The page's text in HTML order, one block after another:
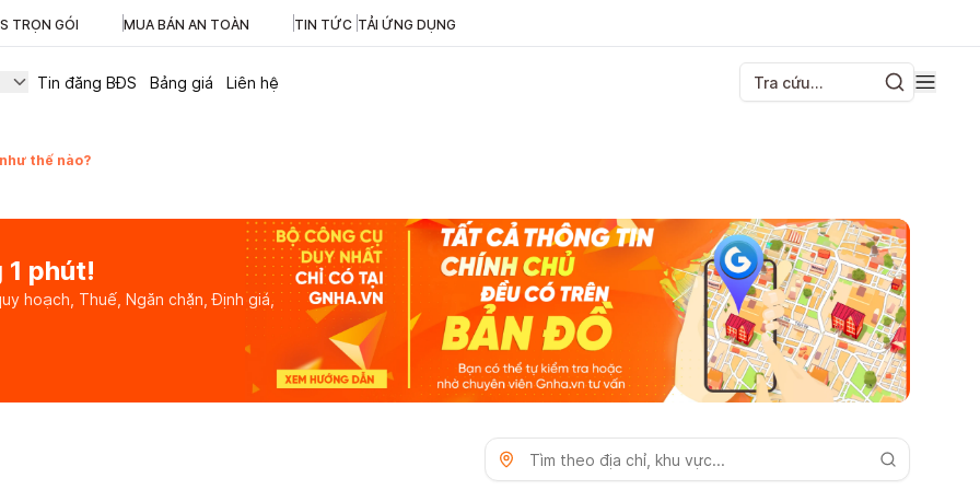
TRỌN GÓI MUA BÁN AN TOÀN TIN TỨC TẢI ỨNG DỤNG
Tin đăng BĐS Bảng giá Liên hệ
thế nào?
phút!
hoạch, Thuế, Ngăn chặn, Định giá,